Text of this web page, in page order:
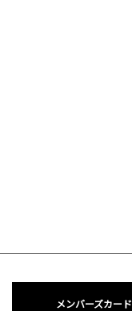
メンバーズカード